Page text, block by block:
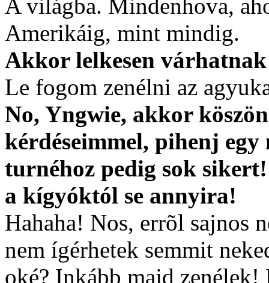
A világba. Mindenhova,
Amerikáig, mint mindig.
Akkor lelkesen
Le fogom zenélni az
No, Yngwie, akkor
kérdéseimmel, pihenj
turnéhoz pedig sok
a kígyóktól se annyira!
Hahaha! Nos, errõl sajnos
nem ígérhetek semmit
oké? Inkább majd zenélek!